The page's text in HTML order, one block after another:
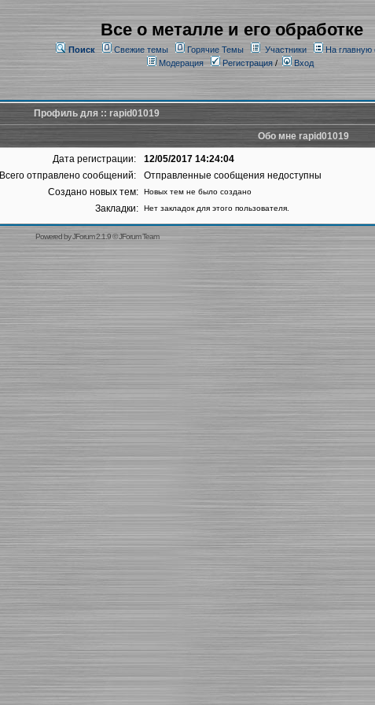
Все о металле и его обработке
Поиск Свежие темы Горячие Темы Участники
На главную
Модерация
Регистрация/ Вход
Профиль для :: rapid01019
Обо мне rapid01019
Дата регистрации:
12/05/2017 14:24:04
Всего отправлено сообщений:
Отправленные сообщения недоступны
Создано новых тем:
Новых тем не было создано
Закладки: Нет закладок для этого пользователя.
Powered byJForum 2.1.9©JForum Team